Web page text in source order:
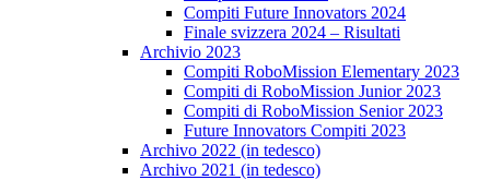
Compiti Future Innovators 2024
Finale svizzera 2024 – Risultati
Archivio 2023
Compiti RoboMission Elementary 2023
Compiti di RoboMission Junior 2023
Compiti di RoboMission Senior 2023
Future Innovators Compiti 2023
Archivo 2022 (in tedesco)
Archivo 2021 (in tedesco)